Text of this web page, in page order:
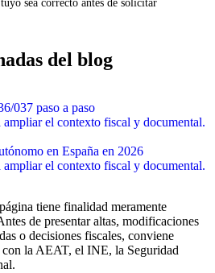
del blog
037 paso a paso
el contexto fiscal y documental.
en España en 2026
el contexto fiscal y documental.
tiene finalidad meramente
de presentar altas, modificaciones
o decisiones fiscales, conviene
la AEAT, el INE, la Seguridad